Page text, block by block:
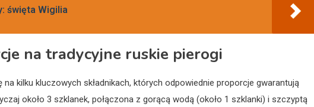
święta Wigilia
na tradycyjne ruskie pierogi
kilku kluczowych składnikach, których odpowiednie proporcje gwarantują
około 3 szklanek, połączona z gorącą wodą (około 1 szklanki) i szczyptą